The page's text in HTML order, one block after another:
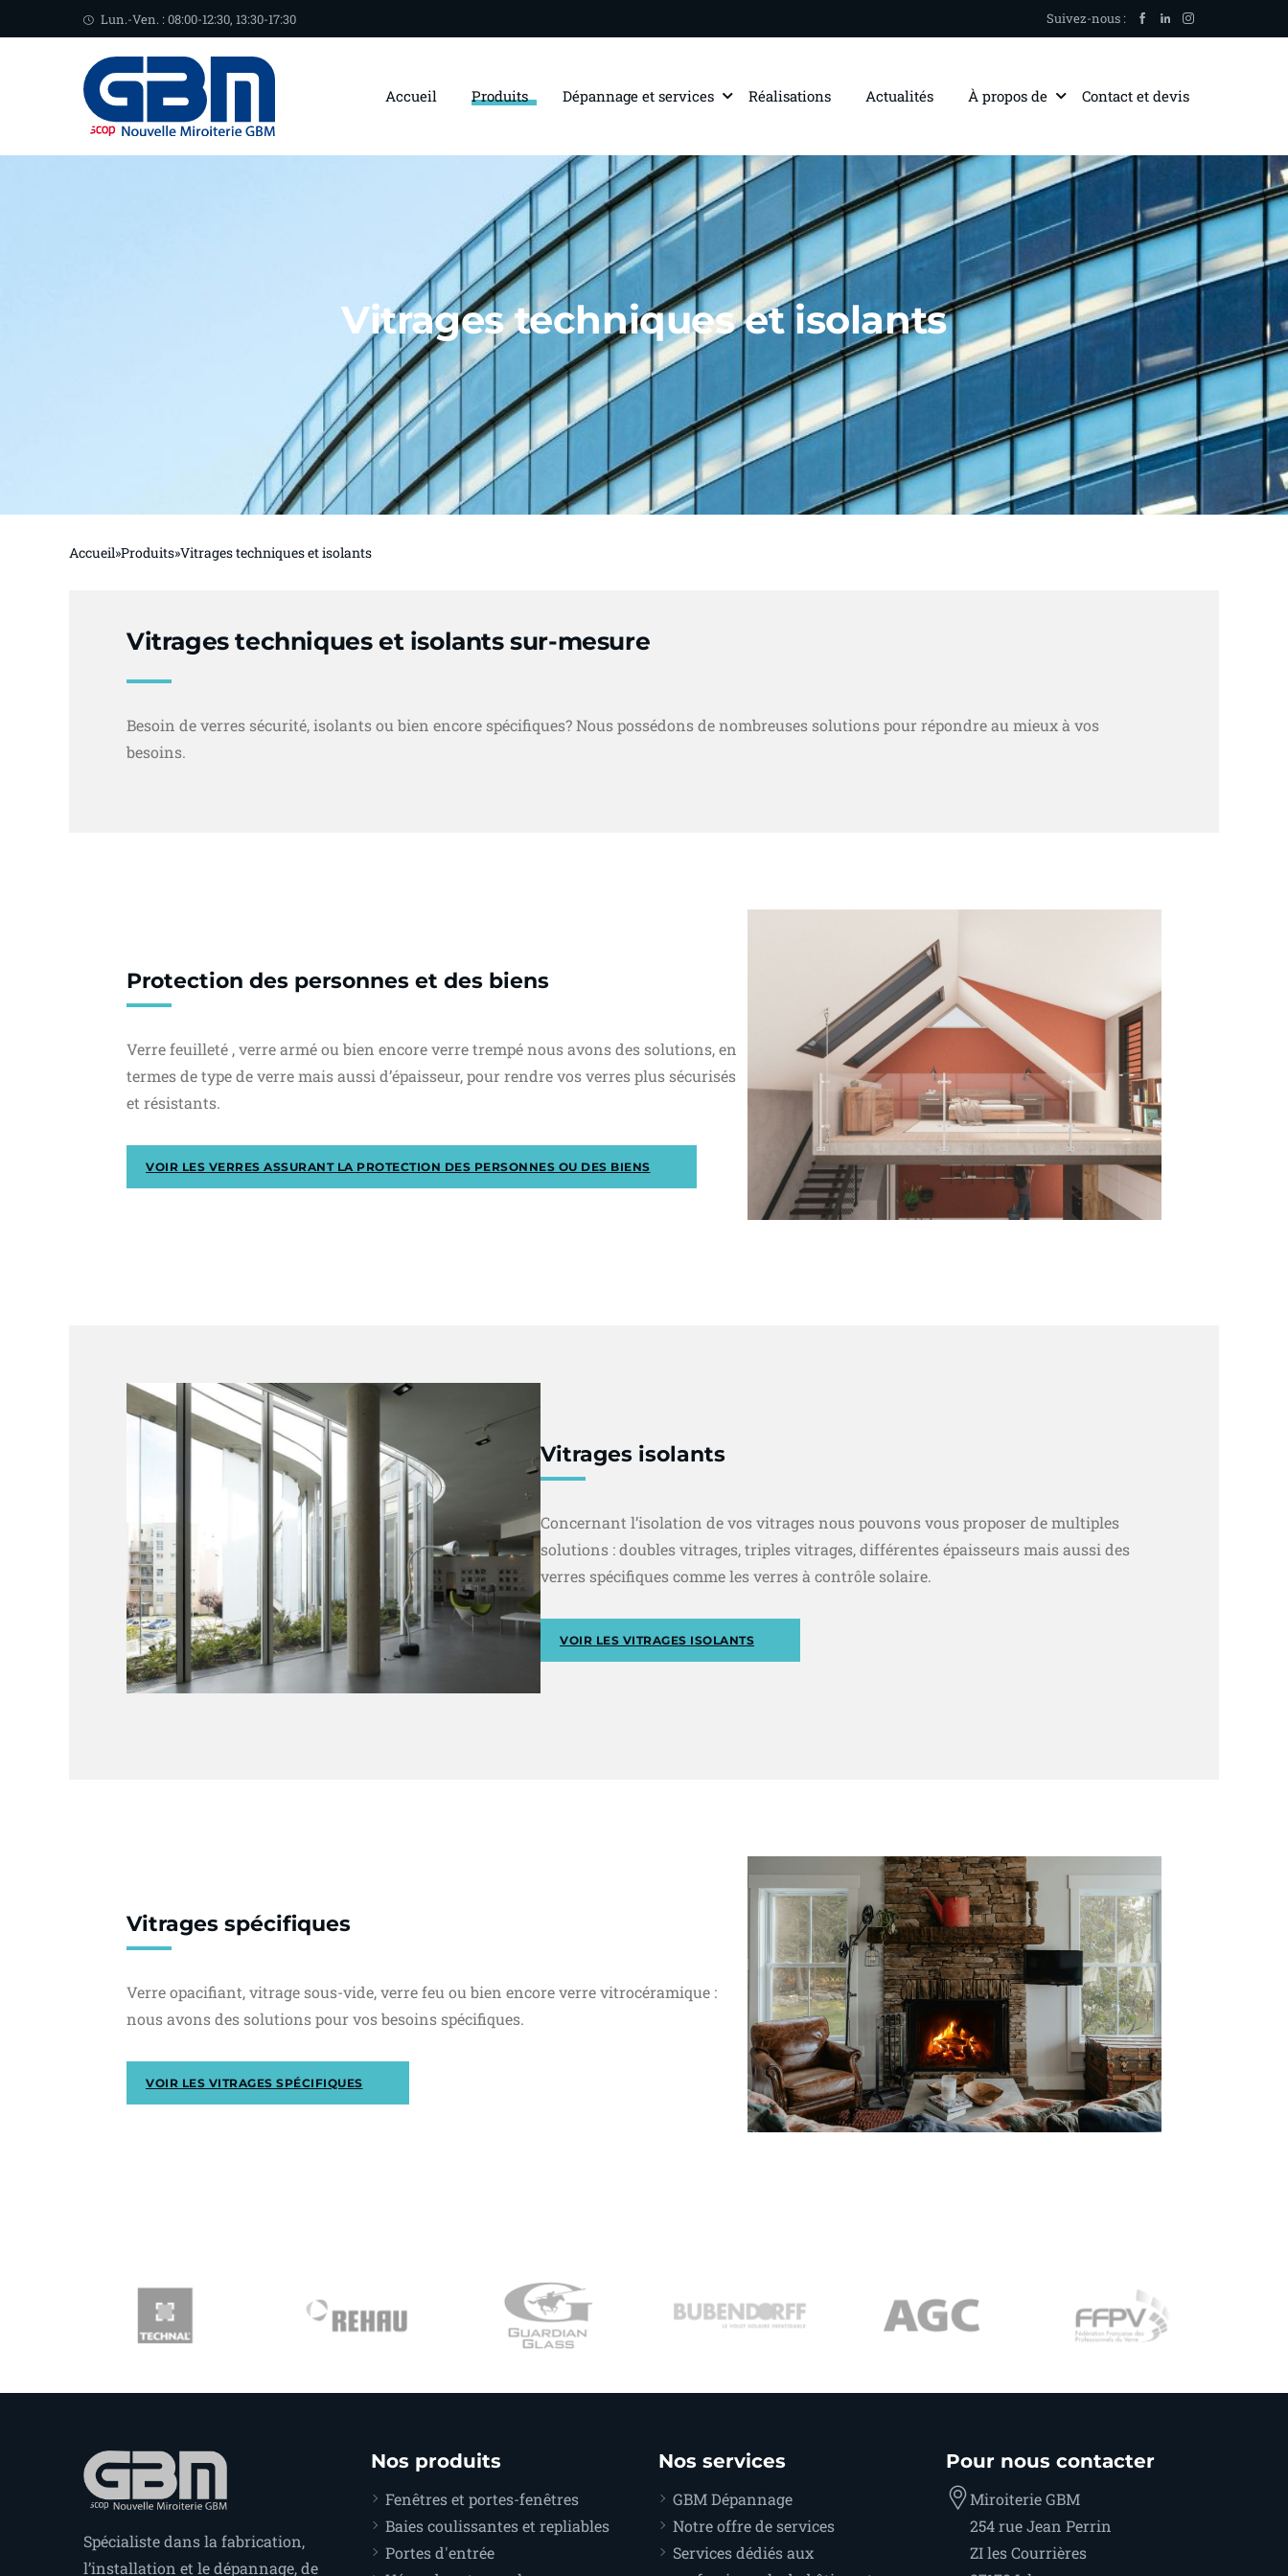
Lun.-Ven. : 08:00-12:30, 13:30-17:30 Suivez-nous :
Accueil Produits Dépannage et services Réalisations Actualités À propos de Contact et devis
Vitrages techniques et isolants
Accueil»Produits»Vitrages techniques et isolants
Vitrages techniques et isolants sur-mesure
Besoin de verres sécurité, isolants ou bien encore spécifiques? Nous possédons de nombreuses solutions pour répondre au mieux à vos
besoins.
Protection des personnes et des biens
Verre feuilleté , verre armé ou bien encore verre trempé nous avons des solutions, en
termes de type de verre mais aussi d’épaisseur, pour rendre vos verres plus sécurisés
et résistants.
VOIR LES VERRES ASSURANT LA PROTECTION DES PERSONNES OU DES BIENS
Vitrages isolants
Concernant l’isolation de vos vitrages nous pouvons vous proposer de multiples
solutions : doubles vitrages, triples vitrages, différentes épaisseurs mais aussi des
verres spécifiques comme les verres à contrôle solaire.
VOIR LES VITRAGES ISOLANTS
Vitrages spécifiques
Verre opacifiant, vitrage sous-vide, verre feu ou bien encore verre vitrocéramique :
nous avons des solutions pour vos besoins spécifiques.
VOIR LES VITRAGES SPÉCIFIQUES
Spécialiste dans la fabrication,
l’installation et le dépannage, de
Nos produits
Fenêtres et portes-fenêtres
Baies coulissantes et repliables
Portes d'entrée
Nos services
GBM Dépannage
Notre offre de services
Services dédiés aux
Pour nous contacter
Miroiterie GBM
254 rue Jean Perrin
ZI les Courrières